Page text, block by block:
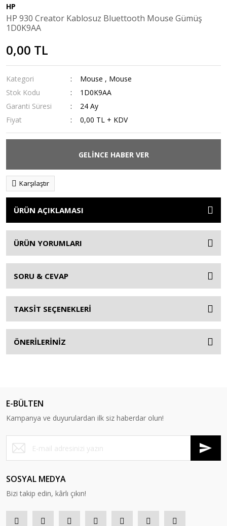
HP
HP 930 Creator Kablosuz Bluettooth Mouse Gümüş
1D0K9AA
0,00 TL
Kategori Mouse , Mouse
Stok Kodu
1D0K9AA
Garanti Süresi
24 Ay
Fiyat
0,00 TL + KDV
GELİNCE HABER VER
Karşılaştır
ÜRÜN AÇIKLAMASI
ÜRÜN YORUMLARI
SORU & CEVAP
TAKSİT SEÇENEKLERİ
ÖNERİLERİNİZ
E-BÜLTEN
Kampanya ve duyurulardan ilk siz haberdar olun!
SOSYAL MEDYA
Bizi takip edin, kârlı çıkın!